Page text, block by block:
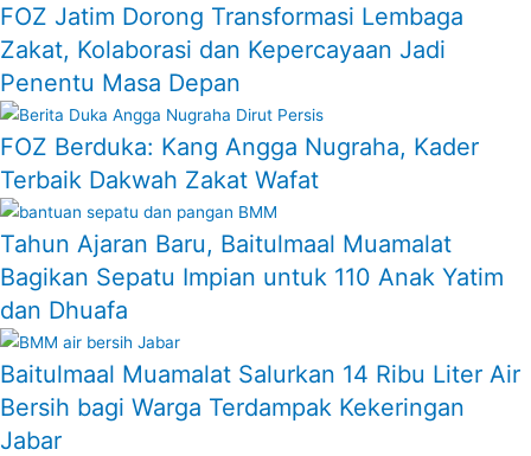
FOZ Jatim Dorong Transformasi Lembaga
Zakat, Kolaborasi dan Kepercayaan Jadi
Penentu Masa Depan
FOZ Berduka: Kang Angga Nugraha, Kader
Terbaik Dakwah Zakat Wafat
Tahun Ajaran Baru, Baitulmaal Muamalat
Bagikan Sepatu Impian untuk 110 Anak Yatim
dan Dhuafa
Baitulmaal Muamalat Salurkan 14 Ribu Liter Air
Bersih bagi Warga Terdampak Kekeringan
Jabar